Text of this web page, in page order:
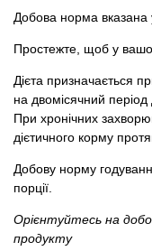
Добова норма вказана
Простежте, щоб у
Дієта призначається
на двомісячний
При хронічних
дієтичного корму
Добову норму
порції.
Орієнтуйтесь на
продукту